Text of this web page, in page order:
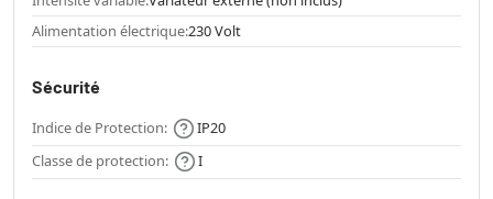
Alimentation électrique:230 Volt
Sécurité
Indice de Protection:
IP20
Classe de protection:
I